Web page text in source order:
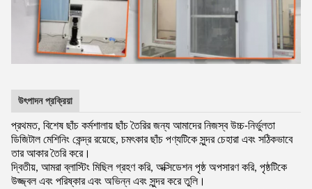
উৎপাদন প্রক্রিয়া
প্রথমত, বিশেষ ছাঁচ কর্মশালায় ছাঁচ তৈরির জন্য আমাদের নিজস্ব উচ্চ-নির্ভুলতা
ডিজিটাল মেশিনিং কেন্দ্র রয়েছে, চমৎকার ছাঁচ পণ্যটিকে সুন্দর চেহারা এবং সঠিকভাবে
তার আকার তৈরি করে।
দ্বিতীয়, আমরা ব্লাস্টিং মিছিল গ্রহণ করি, অক্সিডেশন পৃষ্ঠ অপসারণ করি, পৃষ্ঠটিকে
উজ্জ্বল এবং পরিষ্কার এবং অভিন্ন এবং সুন্দর করে তুলি।